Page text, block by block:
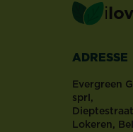
ils
un
À
la
faveur
i
ADRESSE
Evergreen
sprl,
Lokeren,